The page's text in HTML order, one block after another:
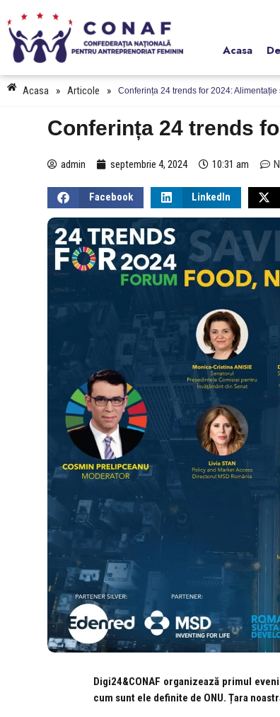
Acasa
Acasa » Articole » Conferința 24 trends for 2024: Alimentație
Conferința 24 trends
admin septembrie 4, 2024 10:31 am
Facebook LinkedIn
Digi24&CONAF organizează primul
cum sunt ele definite de ONU. Țara